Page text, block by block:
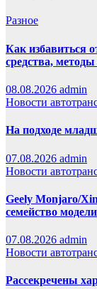
Разное
Как избавиться
средства,
08.08.2026 admin
Новости
На подходе
07.08.2026 admin
Новости
Geely Monjaro/
семейство модели
07.08.2026 admin
Новости
Рассекречены